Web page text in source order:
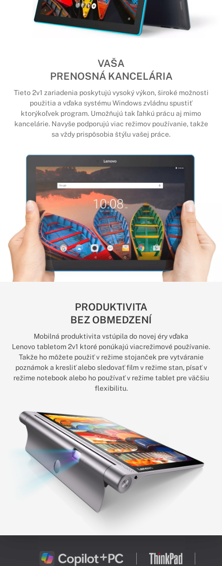
VAŠA
PRENOSNÁ KANCELÁRIA
Tieto 2v1 zariadenia poskytujú vysoký výkon, široké možnosti
použitia a vďaka systému Windows zvládnu spustiť
ktorýkoľvek program. Umožňujú tak ľahkú prácu aj mimo
kancelárie. Navyše podporujú viac režimov používanie, takže
sa vždy prispôsobia štýlu vašej práce.
PRODUKTIVITA
BEZ OBMEDZENÍ
Mobilná produktivita vstúpila do novej éry vďaka
Lenovo tabletom 2v1 ktoré ponúkajú viacrežimové používanie.
Takže ho môžete použiť v režime stojanček pre vytváranie
poznámok a kresliť alebo sledovať film v režime stan, písať v
režime notebook alebo ho používať v režime tablet pre väčšiu
flexibilitu.